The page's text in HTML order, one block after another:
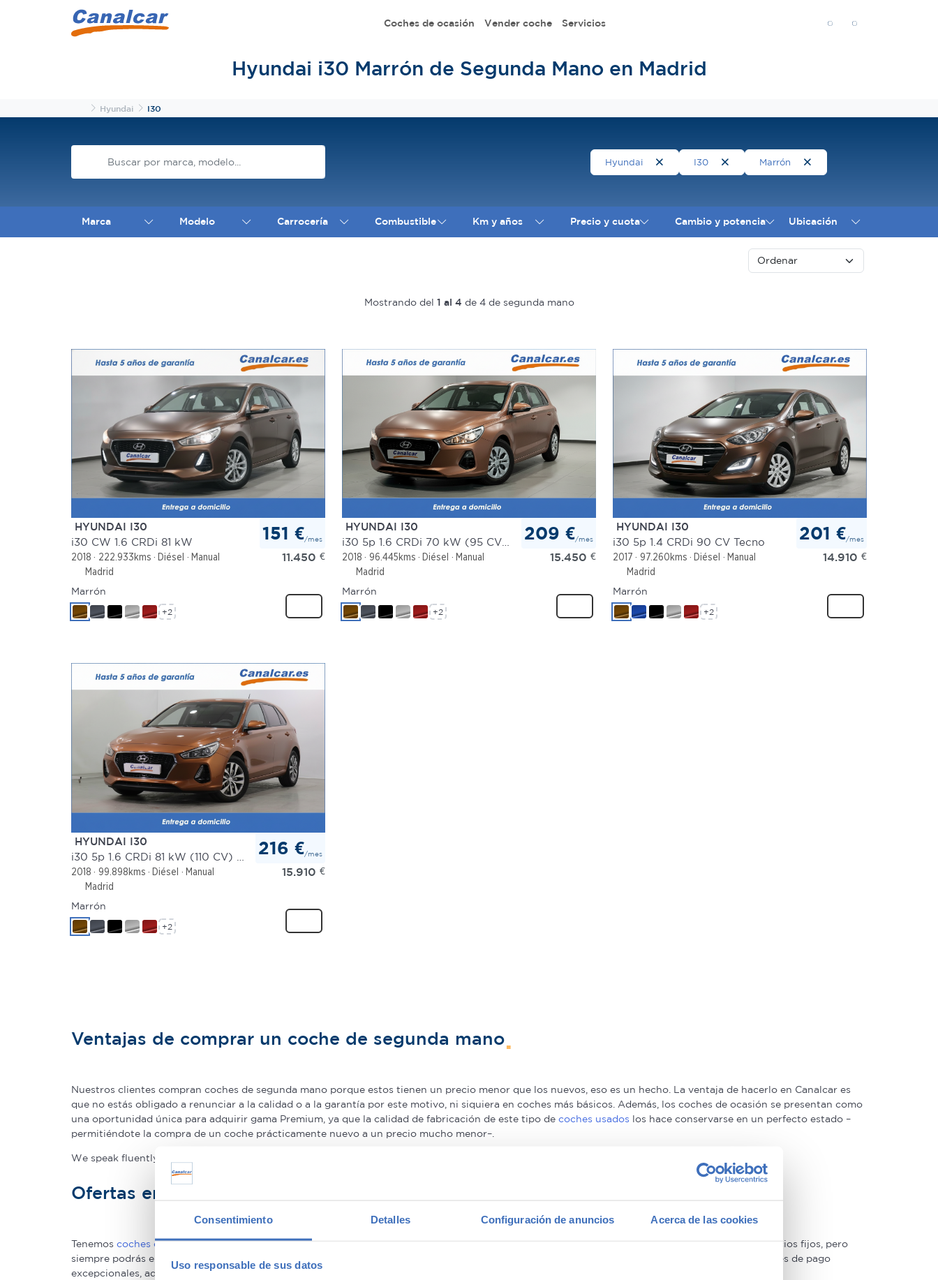
Consentimiento Detalles Configuración de anuncios Acerca de las cookies
Uso responsable de sus datos
Coches de ocasión Vender coche Servicios
Hyundai i30 Marrón de Segunda Mano en Madrid
InicioHyundai I30
Hyundai I30 Marrón
Marca Modelo Carrocería Combustible Km y años Precio y cuota Cambio y potencia Ubicación
Mostrando del 1 al 4 de 4 de segunda mano
HYUNDAI I30
i30 CW 1.6 CRDi 81 kW
2018 222.933kms Diésel
Manual
Madrid
151 €/mes
11.450 €
Marrón
+2
HYUNDAI I30
2018 96.445kms Diésel
Manual
Madrid
209 €/mes
15.450 €
Marrón
+2
HYUNDAI I30
i30 5p 1.4 CRDi 90 CV Tecno
2017 97.260kms Diésel
Manual
Madrid
201 €/mes
14.910 €
Marrón
+2
HYUNDAI I30
2018 99.898kms Diésel
Manual
Madrid
216 €/mes
15.910 €
Marrón
+2
Ventajas de comprar un coche de segunda mano
Nuestros clientes compran coches de segunda mano porque estos tienen un precio menor que los nuevos, eso es un hecho. La ventaja de hacerlo en Canalcar es
que no estás obligado a renunciar a la calidad o a la garantía por este motivo, ni siquiera en coches más básicos. Además, los coches de ocasión se presentan como
una oportunidad única para adquirir gama Premium, ya que la calidad de fabricación de este tipo de coches usados los hace conservarse en un perfecto estado –
permitiéndote la compra de un coche prácticamente nuevo a un precio mucho menor–.
We speak fluently english!. Buy
Ofertas en coches de segunda mano
Tenemos coches con descuentosde hasta 6.000€ en gama Premium y 1.000€ en gama media. Todos nuestros coches de segunda mano tienen precios fijos, pero
siempre podrás encontrar descuentos de los que beneficiarte. Ven a vernos y pregúntanos por nuestras ofertas, las acompañaremos de condiciones de pago
excepcionales, adaptándonos a tus necesidades. Además, aceptamos tu coche a cambio.